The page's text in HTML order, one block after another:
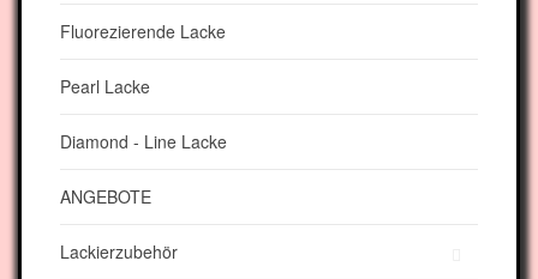
Fluorezierende Lacke
Pearl Lacke
Diamond - Line Lacke
ANGEBOTE
Lackierzubehör